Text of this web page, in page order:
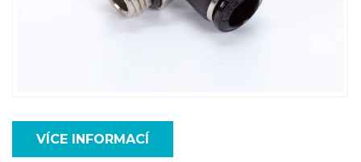
VÍCE INFORMACÍ